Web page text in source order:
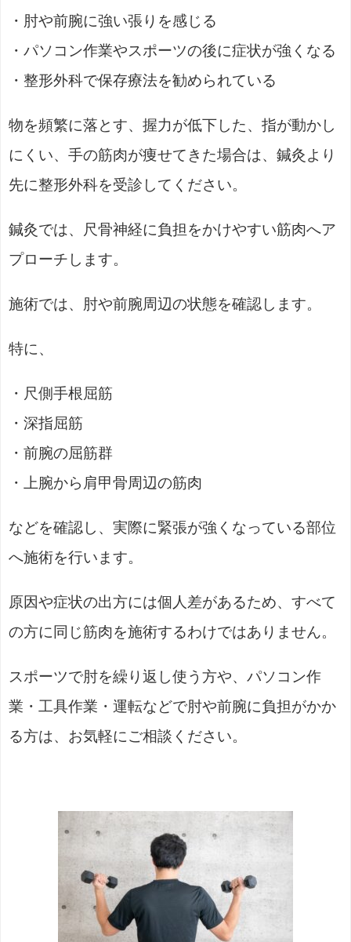
・肘や前腕に強い張りを感じる
・パソコン作業やスポーツの後に症状が強くなる
・整形外科で保存療法を勧められている
物を頻繁に落とす、握力が低下した、指が動かし
にくい、手の筋肉が痩せてきた場合は、鍼灸より
先に整形外科を受診してください。
鍼灸では、尺骨神経に負担をかけやすい筋肉へア
プローチします。
施術では、肘や前腕周辺の状態を確認します。
特に、
・尺側手根屈筋
・深指屈筋
・前腕の屈筋群
・上腕から肩甲骨周辺の筋肉
などを確認し、実際に緊張が強くなっている部位
へ施術を行います。
原因や症状の出方には個人差があるため、すべて
の方に同じ筋肉を施術するわけではありません。
スポーツで肘を繰り返し使う方や、パソコン作
業・工具作業・運転などで肘や前腕に負担がかか
る方は、お気軽にご相談ください。